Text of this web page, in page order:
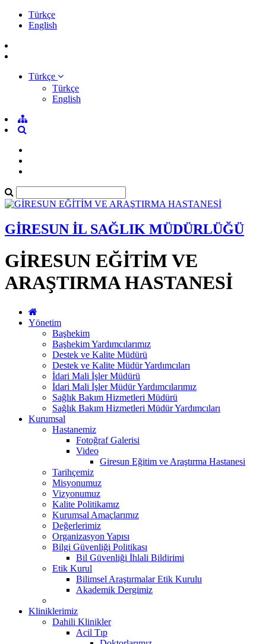
Türkçe
English
Türkçe
Türkçe
English
GİRESUN İL SAĞLIK MÜDÜRLÜĞÜ
GİRESUN EĞİTİM VE
ARAŞTIRMA HASTANESİ
Yönetim
Başhekim
Başhekim Yardımcılarımız
Destek ve Kalite Müdürü
Destek ve Kalite Müdür Yardımcıları
İdari Mali İşler Müdürü
İdari Mali İşler Müdür Yardımcılarımız
Sağlık Bakım Hizmetleri Müdürü
Sağlık Bakım Hizmetleri Müdür Yardımcıları
Kurumsal
Hastanemiz
Fotoğraf Galerisi
Video
Giresun Eğitim ve Araştırma Hastanesi
Tarihçemiz
Misyonumuz
Vizyonumuz
Kalite Politikamız
Kurumsal Amaçlarımız
Değerlerimiz
Organizasyon Yapısı
Bilgi Güvenliği Politikası
Bil Güvenliği İhlali Bildirimi
Etik Kurul
Bilimsel Araştırmalar Etik Kurulu
Akademik Dergimiz
Kliniklerimiz
Dahili Klinikler
Acil Tıp